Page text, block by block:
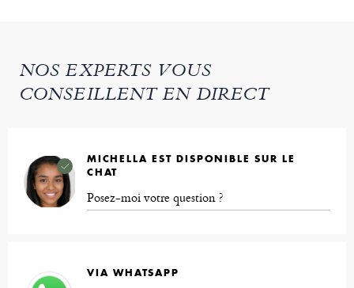
NOS EXPERTS VOUS
CONSEILLENT EN DIRECT
MICHELLA EST DISPONIBLE SUR LE
CHAT
Posez-moi votre question ?
VIA WHATSAPP